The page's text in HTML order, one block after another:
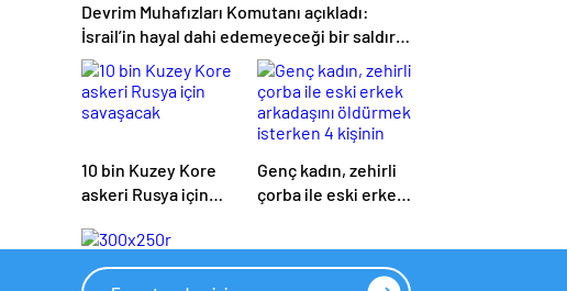
Devrim Muhafızları Komutanı açıkladı:
İsrail’in hayal dahi edemeyeceği bir saldırı
olacak
10 bin Kuzey Kore
askeri Rusya için
Genç kadın, zehirli
çorba ile eski erkek
4 kişinin daha